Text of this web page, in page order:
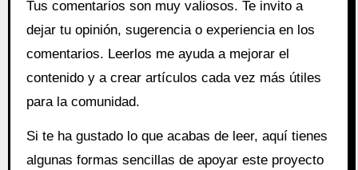
Tus comentarios son muy valiosos. Te invito a
dejar tu opinión, sugerencia o experiencia en los
comentarios. Leerlos me ayuda a mejorar el
contenido y a crear artículos cada vez más útiles
para la comunidad.
Si te ha gustado lo que acabas de leer, aquí tienes
algunas formas sencillas de apoyar este proyecto